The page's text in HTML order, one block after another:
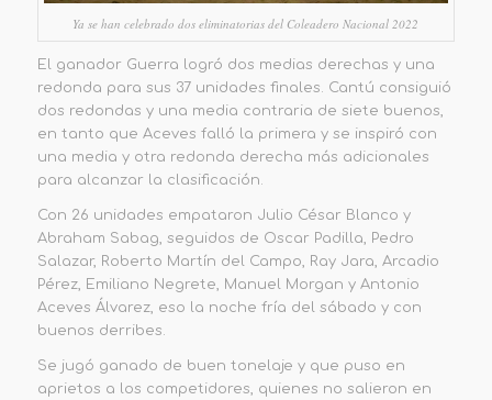
Ya se han celebrado dos eliminatorias del Coleadero Nacional 2022
El ganador Guerra logró dos medias derechas y una
redonda para sus 37 unidades finales. Cantú consiguió
dos redondas y una media contraria de siete buenos,
en tanto que Aceves falló la primera y se inspiró con
una media y otra redonda derecha más adicionales
para alcanzar la clasificación.
Con 26 unidades empataron Julio César Blanco y
Abraham Sabag, seguidos de Oscar Padilla, Pedro
Salazar, Roberto Martín del Campo, Ray Jara, Arcadio
Pérez, Emiliano Negrete, Manuel Morgan y Antonio
Aceves Álvarez, eso la noche fría del sábado y con
buenos derribes.
Se jugó ganado de buen tonelaje y que puso en
aprietos a los competidores, quienes no salieron en